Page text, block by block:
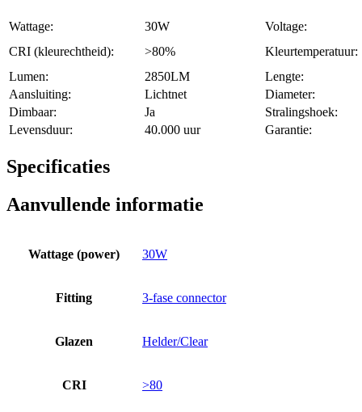
Wattage: 30W
Voltage:
CRI (kleurechtheid):
>80%
Kleurtemperatuur:
Lumen:
2850LM
Lengte:
Aansluiting:
Lichtnet
Diameter:
Dimbaar:
Ja
Stralingshoek:
Levensduur:
40.000 uur Garantie:
Specificaties
Aanvullende informatie
Wattage (power) 30W
Fitting 3-fase connector
Glazen Helder/Clear
CRI >80